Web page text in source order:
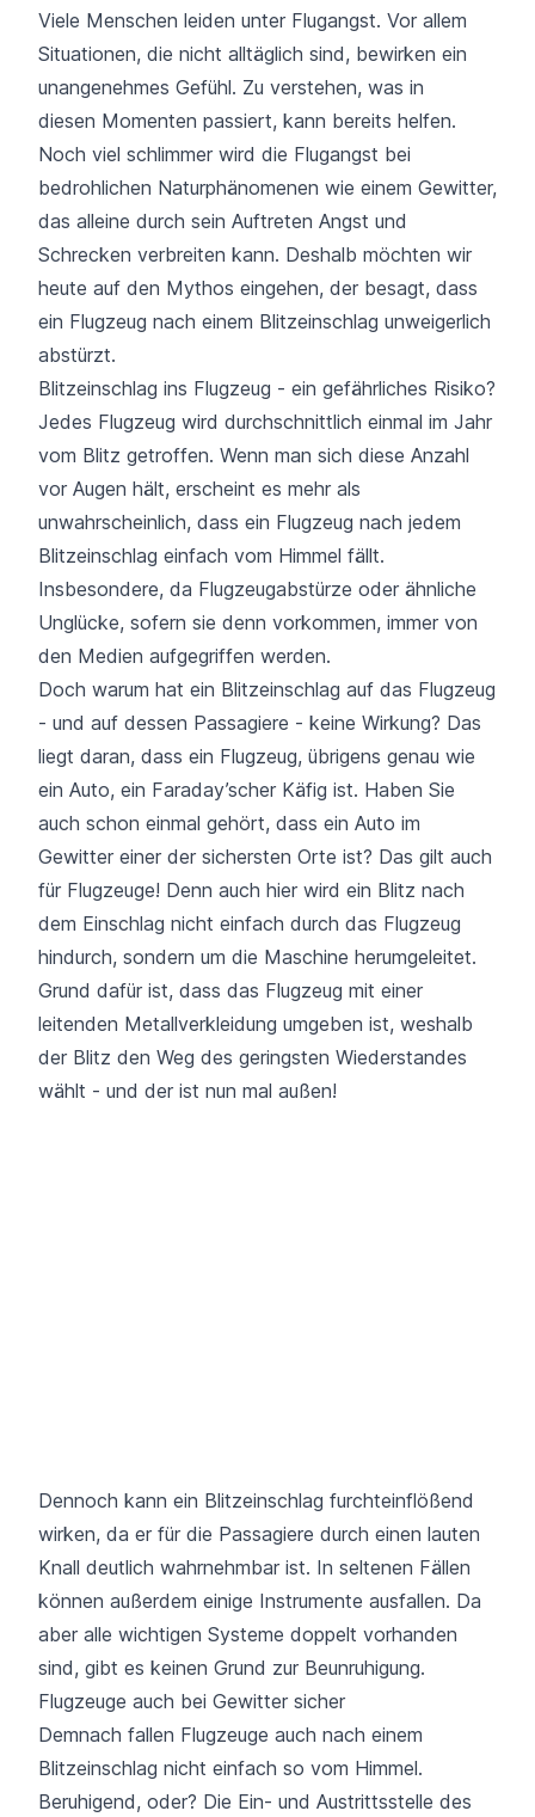
Viele Menschen leiden unter Flugangst. Vor allem
Situationen, die nicht alltäglich sind, bewirken ein
unangenehmes Gefühl. Zu verstehen, was in
diesen Momenten passiert, kann bereits helfen.
Noch viel schlimmer wird die Flugangst bei
bedrohlichen Naturphänomenen wie einem Gewitter,
das alleine durch sein Auftreten Angst und
Schrecken verbreiten kann. Deshalb möchten wir
heute auf den Mythos eingehen, der besagt, dass
ein Flugzeug nach einem Blitzeinschlag unweigerlich
abstürzt.
Blitzeinschlag ins Flugzeug - ein gefährliches Risiko?
Jedes Flugzeug wird durchschnittlich einmal im Jahr
vom Blitz getroffen. Wenn man sich diese Anzahl
vor Augen hält, erscheint es mehr als
unwahrscheinlich, dass ein Flugzeug nach jedem
Blitzeinschlag einfach vom Himmel fällt.
Insbesondere, da Flugzeugabstürze oder ähnliche
Unglücke, sofern sie denn vorkommen, immer von
den Medien aufgegriffen werden.
Doch warum hat ein Blitzeinschlag auf das Flugzeug
- und auf dessen Passagiere - keine Wirkung? Das
liegt daran, dass ein Flugzeug, übrigens genau wie
ein Auto, ein Faraday’scher Käfig ist. Haben Sie
auch schon einmal gehört, dass ein Auto im
Gewitter einer der sichersten Orte ist? Das gilt auch
für Flugzeuge! Denn auch hier wird ein Blitz nach
dem Einschlag nicht einfach durch das Flugzeug
hindurch, sondern um die Maschine herumgeleitet.
Grund dafür ist, dass das Flugzeug mit einer
leitenden Metallverkleidung umgeben ist, weshalb
der Blitz den Weg des geringsten Wiederstandes
wählt - und der ist nun mal außen!
Dennoch kann ein Blitzeinschlag furchteinflößend
wirken, da er für die Passagiere durch einen lauten
Knall deutlich wahrnehmbar ist. In seltenen Fällen
können außerdem einige Instrumente ausfallen. Da
aber alle wichtigen Systeme doppelt vorhanden
sind, gibt es keinen Grund zur Beunruhigung.
Flugzeuge auch bei Gewitter sicher
Demnach fallen Flugzeuge auch nach einem
Blitzeinschlag nicht einfach so vom Himmel.
Beruhigend, oder? Die Ein- und Austrittsstelle des